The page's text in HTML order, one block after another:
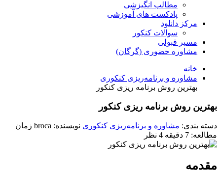
مطالب انگیزشی
پادکست های آموزشی
مرکز دانلود
سوالات کنکور
مسیر قبولی
مشاوره حضوری (گرگان)
خانه
مشاوره و برنامه‌ریزی کنکوری
بهترین روش برنامه ریزی کنکور
بهترین روش برنامه ریزی کنکور
دسته بندی: مشاوره و برنامه‌ریزی کنکوری نویسنده: broca
زمان
مطالعه: 7 دقیقه
4 نظر
مقدمه